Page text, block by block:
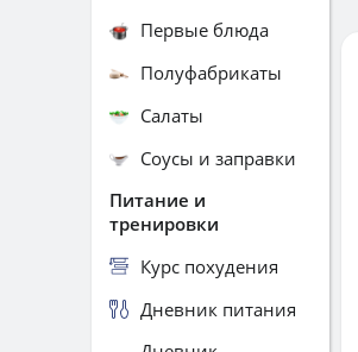
Первые блюда
Полуфабрикаты
Салаты
Соусы и заправки
Питание и
тренировки
Курс похудения
Дневник питания